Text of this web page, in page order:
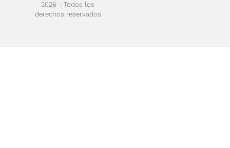
2026 - Todos los
derechos reservados